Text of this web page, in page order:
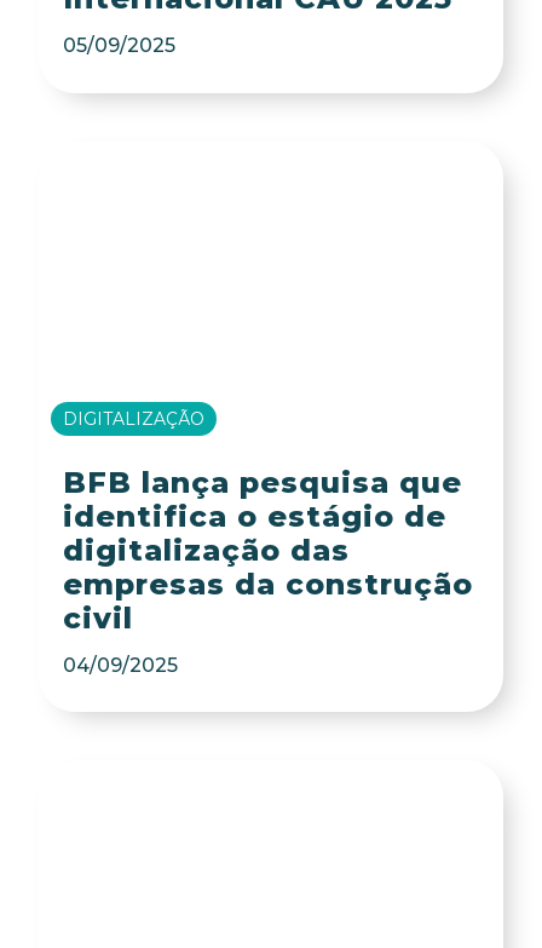
05/09/2025
DIGITALIZAÇÃO
BFB lança pesquisa que
identifica o estágio de
digitalização das
empresas da construção
civil
04/09/2025